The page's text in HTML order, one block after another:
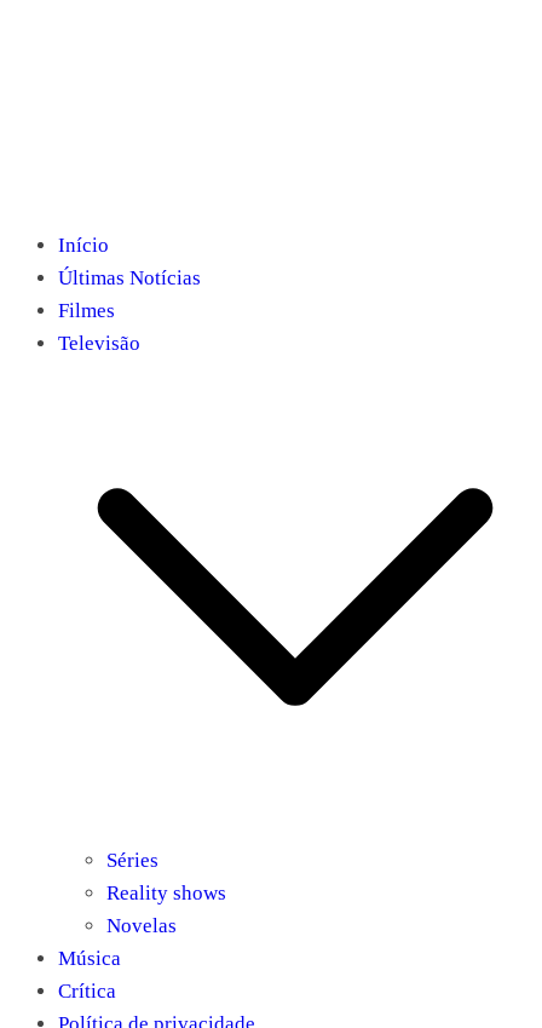
Início
Últimas Notícias
Filmes
Televisão
Séries
Reality shows
Novelas
Música
Crítica